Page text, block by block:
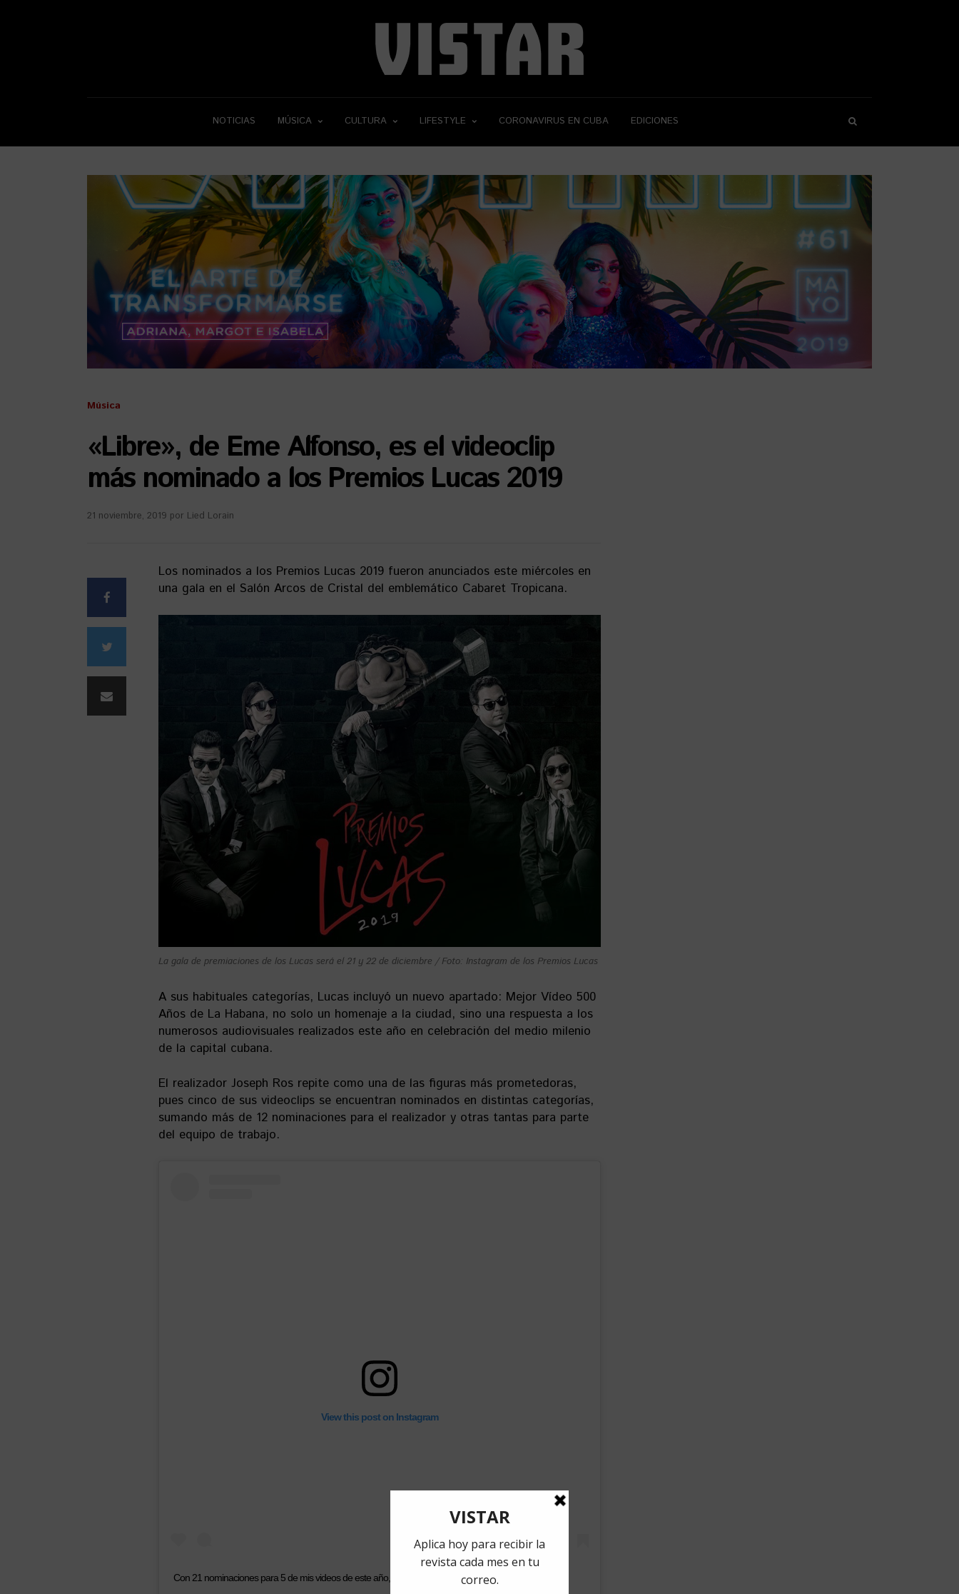
NOTICIAS MÚSICA CULTURA LIFESTYLE CORONAVIRUS EN CUBA EDICIONES
Música
«Libre», de Eme Alfonso, es el videoclip
más nominado a los Premios Lucas 2019
21 noviembre, 2019 por Lied Lorain
Los nominados a los Premios Lucas 2019 fueron anunciados este miércoles en
una gala en el Salón Arcos de Cristal del emblemático Cabaret Tropicana.
La gala de premiaciones de los Lucas será el 21 y 22 de diciembre / Foto: Instagram de los Premios Lucas
A sus habituales categorías, Lucas incluyó un nuevo apartado: Mejor Vídeo 500
Años de La Habana, no solo un homenaje a la ciudad, sino una respuesta a los
numerosos audiovisuales realizados este año en celebración del medio milenio
de la capital cubana.
El realizador Joseph Ros repite como una de las figuras más prometedoras,
pues cinco de sus videoclips se encuentran nominados en distintas categorías,
sumando más de 12 nominaciones para el realizador y otras tantas para parte
del equipo de trabajo.
View this post on Instagram
Con 21 nominaciones para 5 de mis videos de este año, todos muy diferentes (La Bayamesa, Bonito y